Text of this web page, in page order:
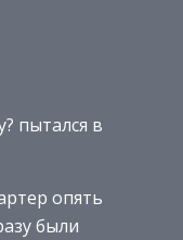
пытался в
опять
были